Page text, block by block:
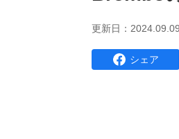
更新日：2024.09.09
シェア